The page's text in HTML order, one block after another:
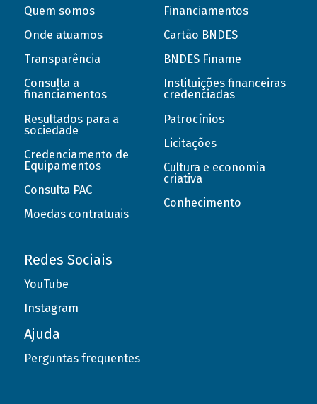
Quem somos
Onde atuamos
Transparência
Consulta a
financiamentos
Resultados para a
sociedade
Credenciamento de
Equipamentos
Consulta PAC
Moedas contratuais
Financiamentos
Cartão BNDES
BNDES Finame
Instituições financeiras
credenciadas
Patrocínios
Licitações
Cultura e economia
criativa
Conhecimento
Redes Sociais
YouTube
Instagram
Ajuda
Perguntas frequentes